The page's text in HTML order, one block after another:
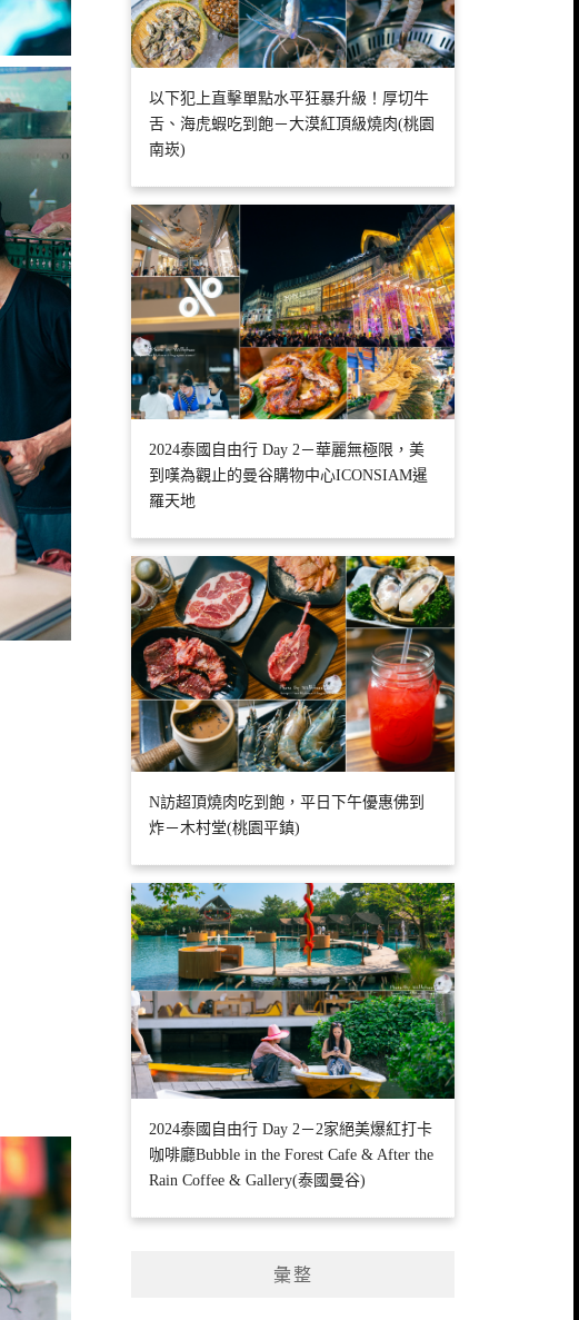
以下犯上直擊單點水平狂暴升級！厚切牛
舌、海虎蝦吃到飽－大漠紅頂級燒肉(桃園
南崁)
2024泰國自由行 Day 2－華麗無極限，美
到嘆為觀止的曼谷購物中心ICONSIAM暹
羅天地
N訪超頂燒肉吃到飽，平日下午優惠佛到
炸－木村堂(桃園平鎮)
2024泰國自由行 Day 2－2家絕美爆紅打卡
咖啡廳Bubble in the Forest Cafe & After the
Rain Coffee & Gallery(泰國曼谷)
彙整